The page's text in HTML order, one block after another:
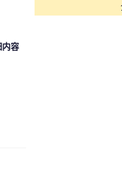
内容
对文章: 快压发